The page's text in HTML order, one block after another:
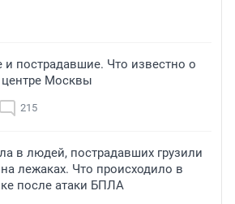
и пострадавшие. Что известно о
Москвы
215
в людей, пострадавших грузили
лежаках. Что происходило в
после атаки БПЛА